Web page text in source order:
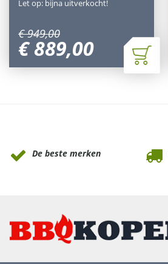
€ 949,00
€ 889,00
Let op: bijna uitverkocht!
De beste merken